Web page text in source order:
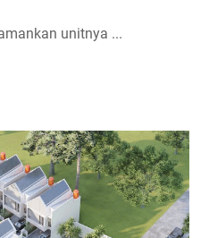
unitnya ...